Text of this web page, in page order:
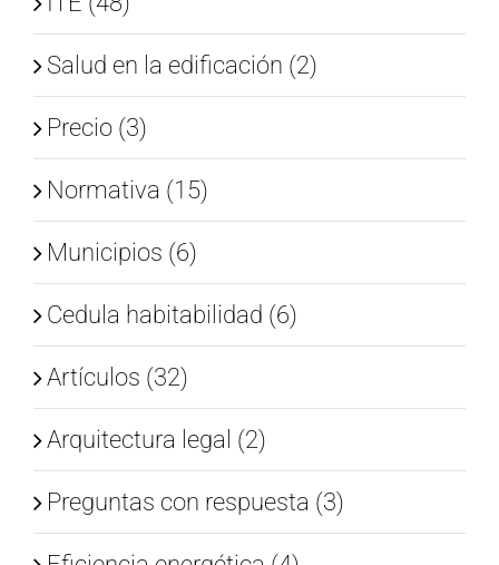
Salud en la edificación (2)
Precio (3)
Normativa (15)
Municipios (6)
Cedula habitabilidad (6)
Artículos (32)
Arquitectura legal (2)
Preguntas con respuesta (3)